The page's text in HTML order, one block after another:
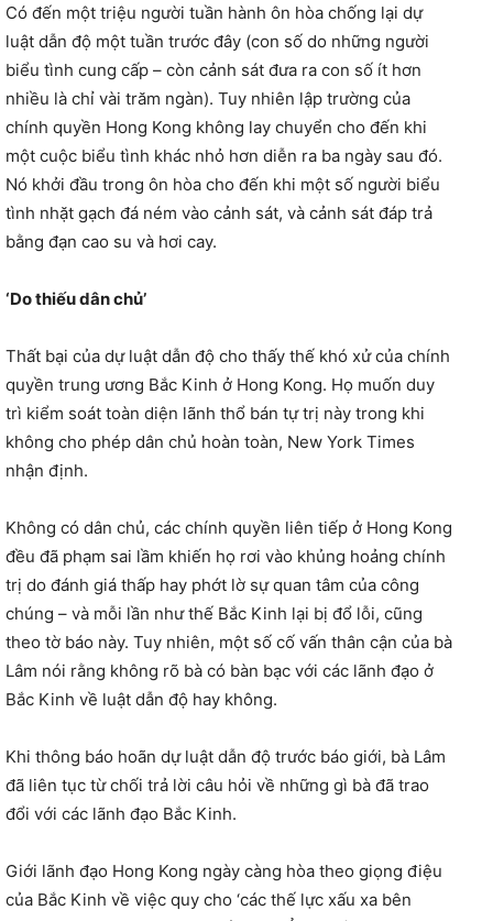
Có đến một triệu người tuần hành ôn hòa chống lại dự
luật dẫn độ một tuần trước đây (con số do những người
biểu tình cung cấp – còn cảnh sát đưa ra con số ít hơn
nhiều là chỉ vài trăm ngàn). Tuy nhiên lập trường của
chính quyền Hong Kong không lay chuyển cho đến khi
một cuộc biểu tình khác nhỏ hơn diễn ra ba ngày sau đó.
Nó khởi đầu trong ôn hòa cho đến khi một số người biểu
tình nhặt gạch đá ném vào cảnh sát, và cảnh sát đáp trả
bằng đạn cao su và hơi cay.
‘Do thiếu dân chủ’
Thất bại của dự luật dẫn độ cho thấy thế khó xử của chính
quyền trung ương Bắc Kinh ở Hong Kong. Họ muốn duy
trì kiểm soát toàn diện lãnh thổ bán tự trị này trong khi
không cho phép dân chủ hoàn toàn, New York Times
nhận định.
Không có dân chủ, các chính quyền liên tiếp ở Hong Kong
đều đã phạm sai lầm khiến họ rơi vào khủng hoảng chính
trị do đánh giá thấp hay phớt lờ sự quan tâm của công
chúng – và mỗi lần như thế Bắc Kinh lại bị đổ lỗi, cũng
theo tờ báo này. Tuy nhiên, một số cố vấn thân cận của bà
Lâm nói rằng không rõ bà có bàn bạc với các lãnh đạo ở
Bắc Kinh về luật dẫn độ hay không.
Khi thông báo hoãn dự luật dẫn độ trước báo giới, bà Lâm
đã liên tục từ chối trả lời câu hỏi về những gì bà đã trao
đổi với các lãnh đạo Bắc Kinh.
Giới lãnh đạo Hong Kong ngày càng hòa theo giọng điệu
của Bắc Kinh về việc quy cho ‘các thế lực xấu xa bên